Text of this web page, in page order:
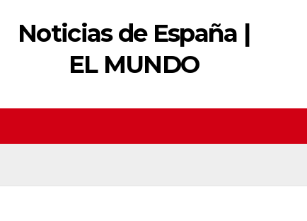
Noticias de España |
EL MUNDO